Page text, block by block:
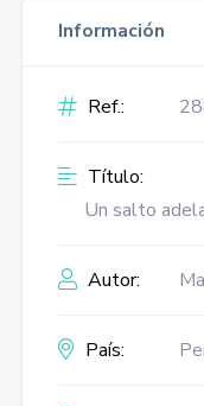
Información
Ref.:
Título:
Un salto
Autor:
País: